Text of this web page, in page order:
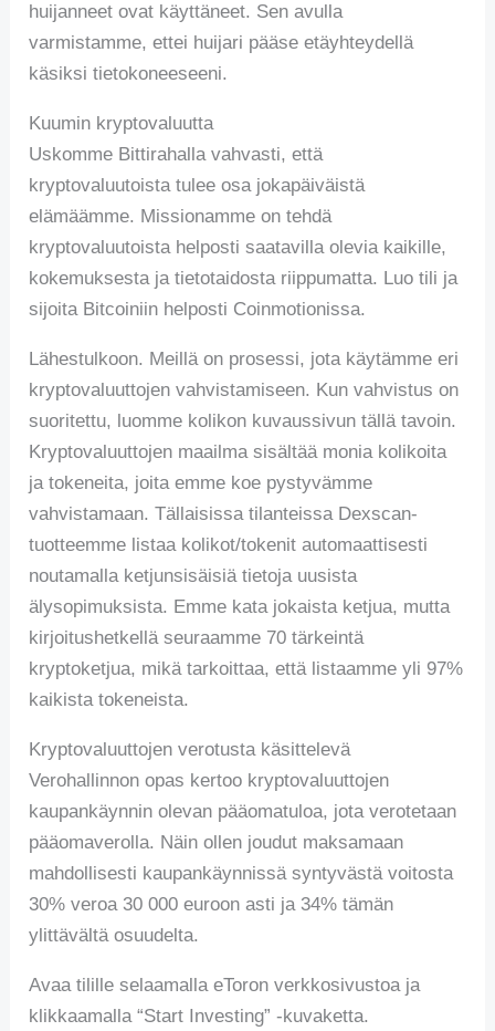
huijanneet ovat käyttäneet. Sen avulla
varmistamme, ettei huijari pääse etäyhteydellä
käsiksi tietokoneeseeni.
Kuumin kryptovaluutta
Uskomme Bittirahalla vahvasti, että
kryptovaluutoista tulee osa jokapäiväistä
elämäämme. Missionamme on tehdä
kryptovaluutoista helposti saatavilla olevia kaikille,
kokemuksesta ja tietotaidosta riippumatta. Luo tili ja
sijoita Bitcoiniin helposti Coinmotionissa.
Lähestulkoon. Meillä on prosessi, jota käytämme eri
kryptovaluuttojen vahvistamiseen. Kun vahvistus on
suoritettu, luomme kolikon kuvaussivun tällä tavoin.
Kryptovaluuttojen maailma sisältää monia kolikoita
ja tokeneita, joita emme koe pystyvämme
vahvistamaan. Tällaisissa tilanteissa Dexscan-
tuotteemme listaa kolikot/tokenit automaattisesti
noutamalla ketjunsisäisiä tietoja uusista
älysopimuksista. Emme kata jokaista ketjua, mutta
kirjoitushetkellä seuraamme 70 tärkeintä
kryptoketjua, mikä tarkoittaa, että listaamme yli 97%
kaikista tokeneista.
Kryptovaluuttojen verotusta käsittelevä
Verohallinnon opas kertoo kryptovaluuttojen
kaupankäynnin olevan pääomatuloa, jota verotetaan
pääomaverolla. Näin ollen joudut maksamaan
mahdollisesti kaupankäynnissä syntyvästä voitosta
30% veroa 30 000 euroon asti ja 34% tämän
ylittävältä osuudelta.
Avaa tilille selaamalla eToron verkkosivustoa ja
klikkaamalla “Start Investing” -kuvaketta.